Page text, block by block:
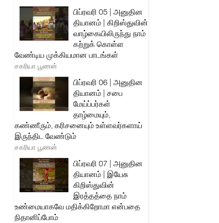
பிப்ரவரி 05 | அனுதின
தியானம் | கிறிஸ்துவின்
வாழ்கையிலிருந்து நாம்
கற்றுக் கொள்ள
வேண்டிய முக்கியமான பாடங்கள்
சகரியா பூணன்
பிப்ரவரி 06 | அனுதின
தியானம் | சபை
மேய்ப்பர்கள்
தாழ்மையும்,
கண்ணீரும், கரிசனையும் உள்ளவர்களாய்
இருந்திட வேண்டும்
சகரியா பூணன்
பிப்ரவரி 07 | அனுதின
தியானம் | இயேசு
கிறிஸ்துவின்
இரத்தத்தை நாம்
உண்மையாகவே மதிக்கிறோமா என்பதை
நிதானிப்போம்